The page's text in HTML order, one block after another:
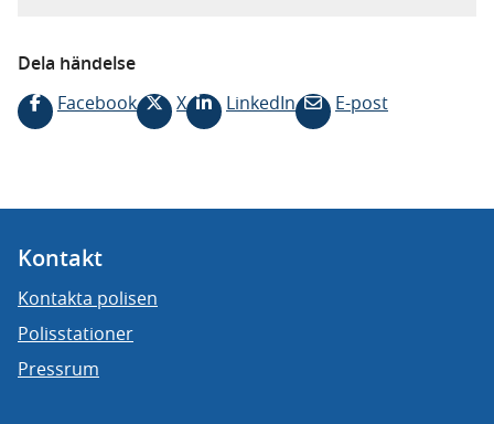
Dela händelse
Facebook
X LinkedIn E-post
Kontakt
Kontakta polisen
Polisstationer
Pressrum